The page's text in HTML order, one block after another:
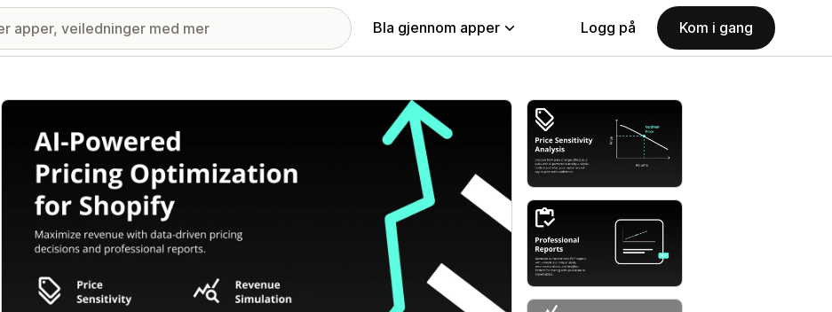
Bla gjennom apper Logg på Kom i gang
Galleri med fremhevede bilder